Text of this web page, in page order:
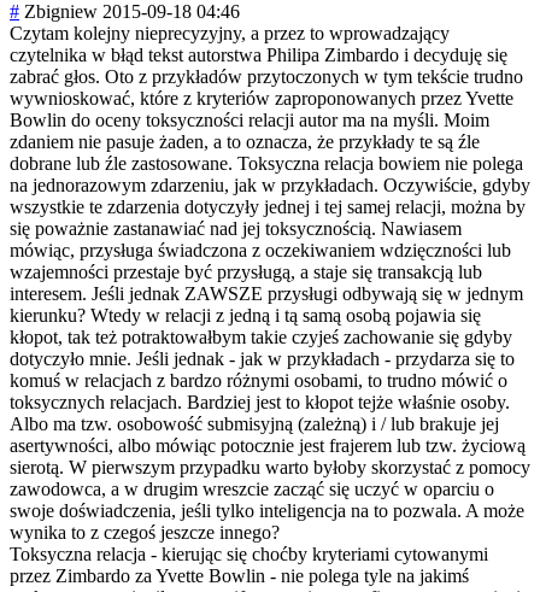
# Zbigniew 2015-09-18 04:46
Czytam kolejny nieprecyzyjny, a przez to wprowadzający
czytelnika w błąd tekst autorstwa Philipa Zimbardo i decyduję się
zabrać głos. Oto z przykładów przytoczonych w tym tekście trudno
wywnioskować, które z kryteriów zaproponowanych przez Yvette
Bowlin do oceny toksyczności relacji autor ma na myśli. Moim
zdaniem nie pasuje żaden, a to oznacza, że przykłady te są źle
dobrane lub źle zastosowane. Toksyczna relacja bowiem nie polega
na jednorazowym zdarzeniu, jak w przykładach. Oczywiście, gdyby
wszystkie te zdarzenia dotyczyły jednej i tej samej relacji, można by
się poważnie zastanawiać nad jej toksycznością. Nawiasem
mówiąc, przysługa świadczona z oczekiwaniem wdzięczności lub
wzajemności przestaje być przysługą, a staje się transakcją lub
interesem. Jeśli jednak ZAWSZE przysługi odbywają się w jednym
kierunku? Wtedy w relacji z jedną i tą samą osobą pojawia się
kłopot, tak też potraktowałbym takie czyjeś zachowanie się gdyby
dotyczyło mnie. Jeśli jednak - jak w przykładach - przydarza się to
komuś w relacjach z bardzo różnymi osobami, to trudno mówić o
toksycznych relacjach. Bardziej jest to kłopot tejże właśnie osoby.
Albo ma tzw. osobowość submisyjną (zależną) i / lub brakuje jej
asertywności, albo mówiąc potocznie jest frajerem lub tzw. życiową
sierotą. W pierwszym przypadku warto byłoby skorzystać z pomocy
zawodowca, a w drugim wreszcie zacząć się uczyć w oparciu o
swoje doświadczenia, jeśli tylko inteligencja na to pozwala. A może
wynika to z czegoś jeszcze innego?
Toksyczna relacja - kierując się choćby kryteriami cytowanymi
przez Zimbardo za Yvette Bowlin - nie polega tyle na jakimś